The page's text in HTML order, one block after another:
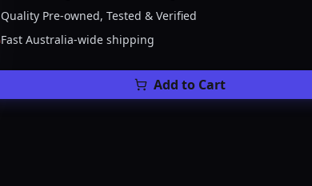
Quality Pre-owned, Tested & Verified
Fast Australia-wide shipping
Add to Cart